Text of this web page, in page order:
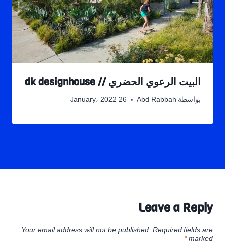
البيت الرعوي الحضري // dk designhouse
بواسطة Abd Rabbah 26 January، 2022
Leave a Reply
Your email address will not be published. Required fields are
marked
*